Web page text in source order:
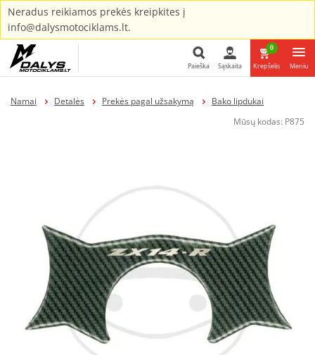
Neradus reikiamos prekės kreipkites į
info@dalysmotociklams.lt.
Paieška
Paieška Sąskaita
0
Krepšelis Meniu
Namai Detalės Prekės pagal užsakymą
Bako lipdukai
Mūsų kodas: P875